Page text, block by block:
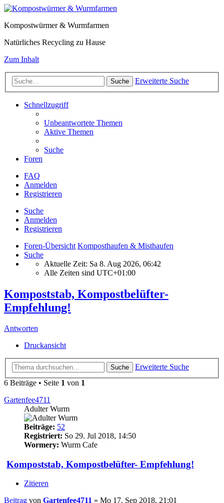
Kompostwürmer & Wurmfarmen
Natürliches Recycling zu Hause
Zum Inhalt
Suche Erweiterte Suche
Schnellzugriff
Unbeantwortete Themen
Aktive Themen
Suche
Foren
FAQ
Anmelden
Registrieren
Suche
Anmelden
Registrieren
Foren-Übersicht Komposthaufen & Misthaufen
Suche
Aktuelle Zeit: Sa 8. Aug 2026, 06:42
Alle Zeiten sind UTC+01:00
Kompoststab, Kompostbelüfter-
Empfehlung!
Antworten
Druckansicht
Suche
Erweiterte Suche
6 Beiträge • Seite 1 von 1
Gartenfee4711
Adulter Wurm
Beiträge: 52
Registriert: So 29. Jul 2018, 14:50
Wormery: Wurm Cafe
Kompoststab, Kompostbelüfter- Empfehlung!
Zitieren
Beitrag von Gartenfee4711 » Mo 17. Sep 2018, 21:01